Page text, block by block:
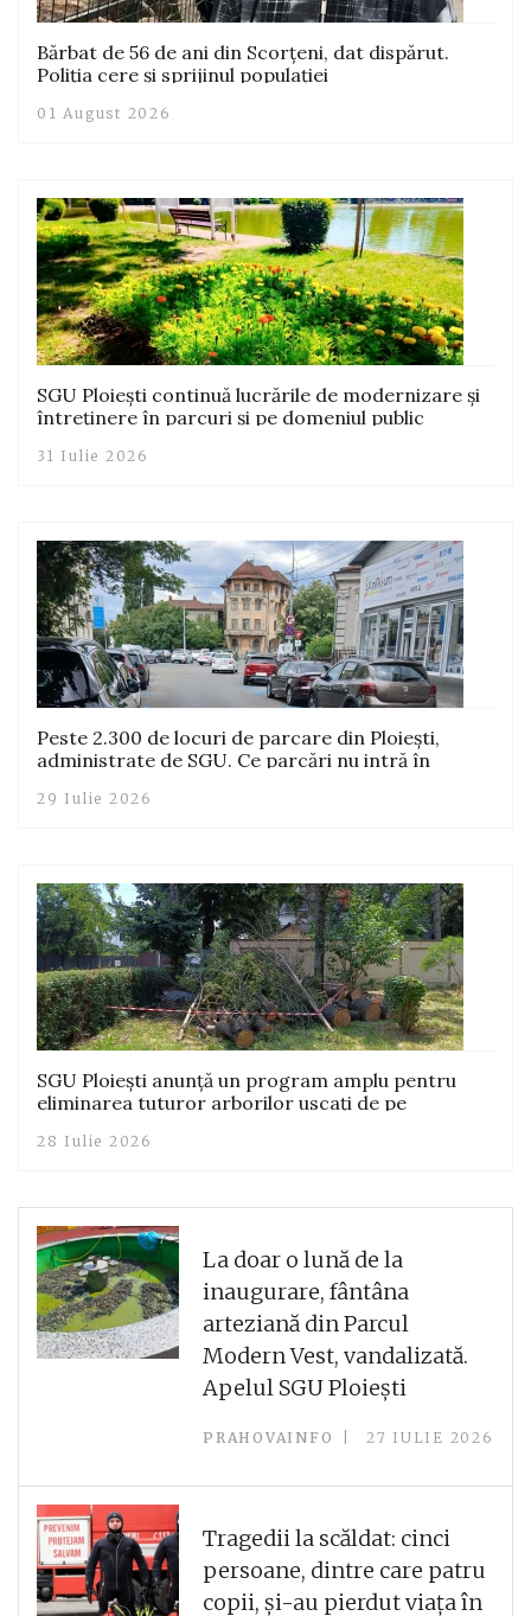
Bărbat de 56 de ani din Scorțeni, dat dispărut.
Poliția cere și sprijinul populației
01 August 2026
SGU Ploiești continuă lucrările de modernizare și
întreținere în parcuri și pe domeniul public
31 Iulie 2026
Peste 2.300 de locuri de parcare din Ploiești,
administrate de SGU. Ce parcări nu intră în
29 Iulie 2026
SGU Ploiești anunță un program amplu pentru
eliminarea tuturor arborilor uscați de pe
28 Iulie 2026
La doar o lună de la
inaugurare, fântâna
arteziană din Parcul
Modern Vest, vandalizată.
Apelul SGU Ploiești
PRAHOVAINFO 27 IULIE 2026
Tragedii la scăldat: cinci
persoane, dintre care patru
copii, și-au pierdut viața în